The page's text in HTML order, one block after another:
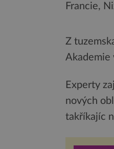
Francie,
Z
Akademie
Experty
nových
takříkajíc